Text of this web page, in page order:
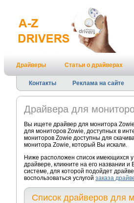
Драйверы Статьи о драйверах
Контакты Реклама на сайте
Драйвера для
Вы ищете драйвер для монитора
для мониторов Zowie, доступных в
мониторов Zowie доступны для
монитора Zowie, который Вы искали.
Ниже расположен список имеющихся
драйвере, кликните на его названии
системе, для которой подойдет
воспользоваться услугой заказа
Список драйверов для